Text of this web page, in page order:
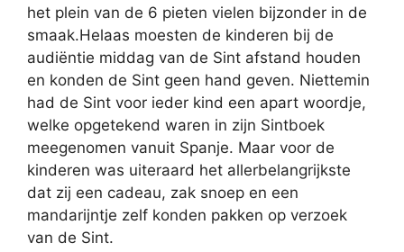
het plein van de 6 pieten vielen bijzonder in de
smaak.Helaas moesten de kinderen bij de
audiëntie middag van de Sint afstand houden
en konden de Sint geen hand geven. Niettemin
had de Sint voor ieder kind een apart woordje,
welke opgetekend waren in zijn Sintboek
meegenomen vanuit Spanje. Maar voor de
kinderen was uiteraard het allerbelangrijkste
dat zij een cadeau, zak snoep en een
mandarijntje zelf konden pakken op verzoek
van de Sint.